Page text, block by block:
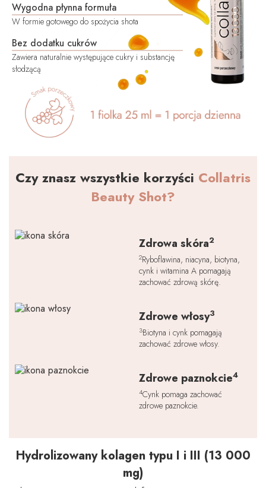
Wygodna płynna formuła
W formie gotowego do spożycia shota
Bez dodatku cukrów
Zawiera naturalnie występujące cukry i substancję
słodzącą
Czy znasz wszystkie korzyści Collatris
Beauty Shot?
Zdrowa skóra2
2Ryboflawina, niacyna, biotyna,
cynk i witamina A pomagają
zachować zdrową skórę.
Zdrowe włosy3
3Biotyna i cynk pomagają
zachować zdrowe włosy.
Zdrowe paznokcie4
4Cynk pomaga zachować
zdrowe paznokcie.
Hydrolizowany kolagen typu I i III (13 000
mg)